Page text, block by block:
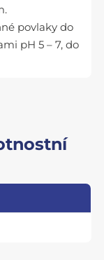
povlaky do
pH 5 – 7, do